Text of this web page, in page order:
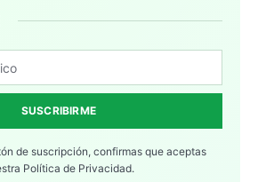
SUSCRIBIRME
de suscripción, confirmas que aceptas
Política de Privacidad.